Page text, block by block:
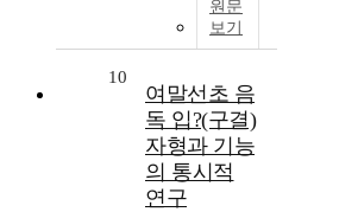
원문
보기
10
여말선초 음
독 입?(구결)
자형과 기능
의 통시적
연구